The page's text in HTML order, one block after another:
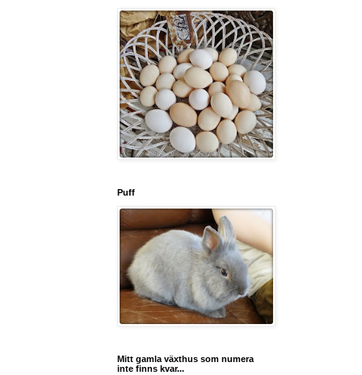
Puff
Mitt gamla växthus som numera
inte finns kvar...